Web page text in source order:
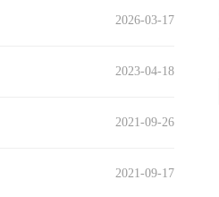
2026-03-17
2023-04-18
2021-09-26
2021-09-17